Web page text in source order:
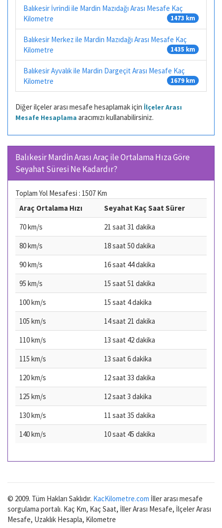
Balıkesir İvrindi ile Mardin Mazıdağı Arası Mesafe Kaç
Kilometre
1473 km
Balıkesir Merkez ile Mardin Mazıdağı Arası Mesafe Kaç
Kilometre
1435 km
Balıkesir Ayvalık ile Mardin Dargeçit Arası Mesafe Kaç
Kilometre
1679 km
Diğer ilçeler arası mesafe hesaplamak için İlçeler Arası
Mesafe Hesaplama aracımızı kullanabilirsiniz.
Balıkesir Mardin Arası Araç ile Ortalama Hıza Göre
Seyahat Süresi Ne Kadardır?
Toplam Yol Mesafesi : 1507 Km
Araç Ortalama Hızı
Seyahat Kaç Saat Sürer
70 km/s
21 saat 31 dakika
80 km/s
18 saat 50 dakika
90 km/s
16 saat 44 dakika
95 km/s
15 saat 51 dakika
100 km/s
15 saat 4 dakika
105 km/s
14 saat 21 dakika
110 km/s
13 saat 42 dakika
115 km/s
13 saat 6 dakika
120 km/s
12 saat 33 dakika
125 km/s
12 saat 3 dakika
130 km/s
11 saat 35 dakika
140 km/s
10 saat 45 dakika
© 2009. Tüm Hakları Saklıdır. KacKilometre.com İller arası mesafe
sorgulama portalı. Kaç Km, Kaç Saat, İller Arası Mesafe, İlçeler Arası
Mesafe, Uzaklık Hesapla, Kilometre